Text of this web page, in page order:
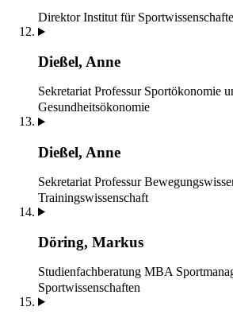
Direktor Institut für
Dießel, Anne
Sekretariat Professur Sportökonomie
Gesundheitsökonomie
Dießel, Anne
Sekretariat Professur
Trainingswissenschaft
Döring, Markus
Studienfachberatung MBA
Sportwissenschaften